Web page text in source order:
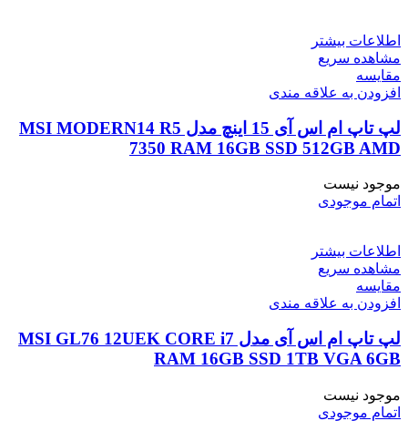
اطلاعات بیشتر
مشاهده سریع
مقایسه
افزودن به علاقه مندی
لپ تاپ ام اس آی 15 اینچ مدل MSI MODERN14 R5
7350 RAM 16GB SSD 512GB AMD
موجود نیست
اتمام موجودی
اطلاعات بیشتر
مشاهده سریع
مقایسه
افزودن به علاقه مندی
لپ تاپ ام اس آی مدل MSI GL76 12UEK CORE i7
RAM 16GB SSD 1TB VGA 6GB
موجود نیست
اتمام موجودی